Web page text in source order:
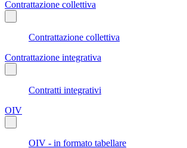
Contrattazione collettiva
Contrattazione collettiva
Contrattazione integrativa
Contratti integrativi
OIV
OIV - in formato tabellare